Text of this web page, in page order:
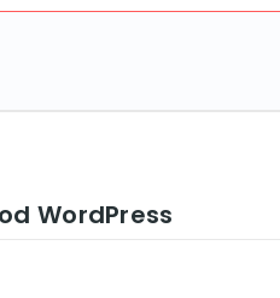
WordPress